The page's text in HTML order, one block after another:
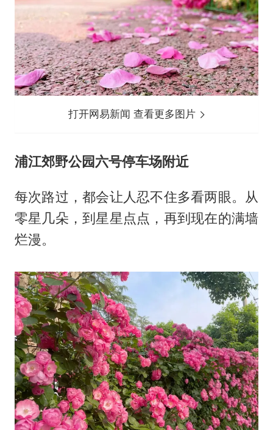
打开网易新闻 查看更多图片
浦江郊野公园六号停车场附近
每次路过，都会让人忍不住多看两眼。从
零星几朵，到星星点点，再到现在的满墙
烂漫。